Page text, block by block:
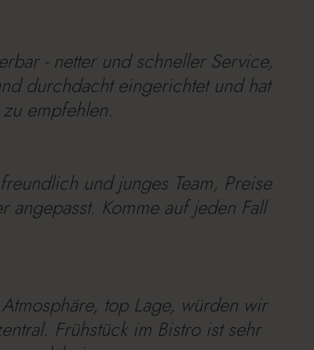
- netter und schneller Service,
durchdacht eingerichtet und hat
empfehlen.
und junges Team, Preise
Komme auf jeden Fall
top Lage, würden wir
Frühstück im Bistro ist sehr